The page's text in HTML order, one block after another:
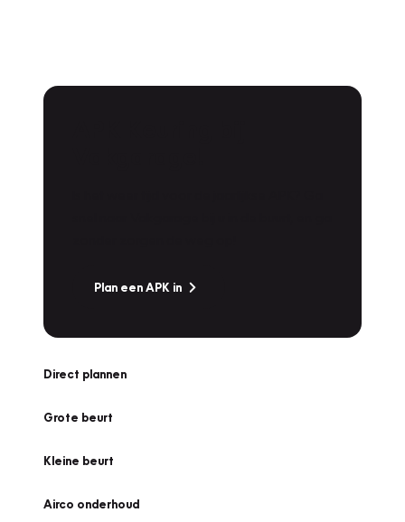
Plan een APK in
Direct plannen
Grote beurt
Kleine beurt
Airco onderhoud